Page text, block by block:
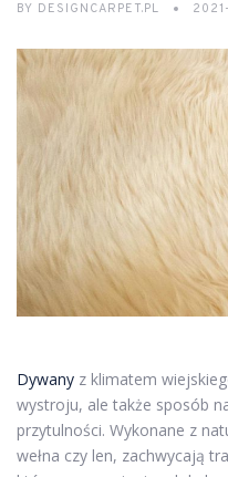
BY DESIGNCARPET.PL
Dywany z klimatem
wystroju, ale także sposób
przytulności. Wykonane z
wełna czy len, zachwycają